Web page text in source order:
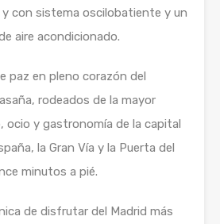
con sistema oscilobatiente y un
aire acondicionado.
paz en pleno corazón del
rodeados de la mayor
ocio y gastronomía de la capital
la Gran Vía y la Puerta del
minutos a pié.
de disfrutar del Madrid más